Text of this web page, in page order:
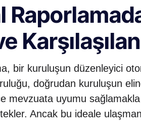
bir kuruluşun düzenleyici
doğrudan kuruluşun
mevzuata uyumu
Ancak bu ideale